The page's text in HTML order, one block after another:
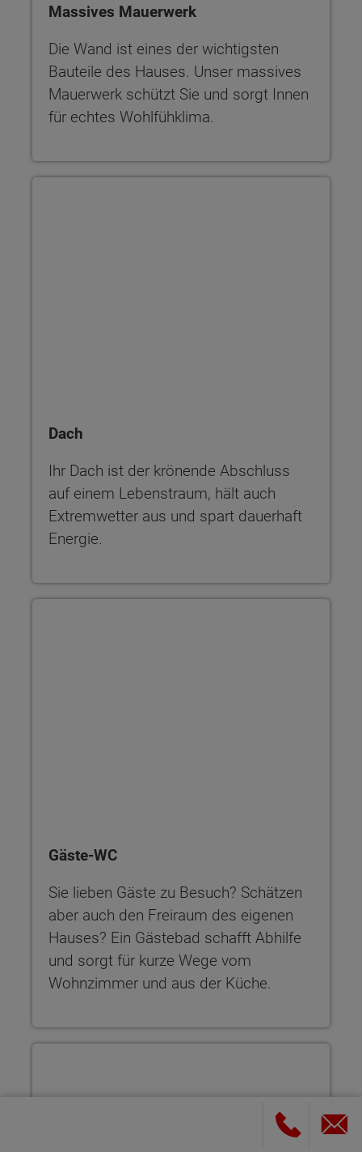
Massives Mauerwerk
Die Wand ist eines der wichtigsten
Bauteile des Hauses. Unser massives
Mauerwerk schützt Sie und sorgt Innen
für echtes Wohlfühklima.
Dach
Ihr Dach ist der krönende Abschluss
auf einem Lebenstraum, hält auch
Extremwetter aus und spart dauerhaft
Energie.
Gäste-WC
Sie lieben Gäste zu Besuch? Schätzen
aber auch den Freiraum des eigenen
Hauses? Ein Gästebad schafft Abhilfe
und sorgt für kurze Wege vom
Wohnzimmer und aus der Küche.